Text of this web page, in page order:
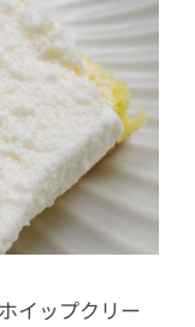
イップクリー